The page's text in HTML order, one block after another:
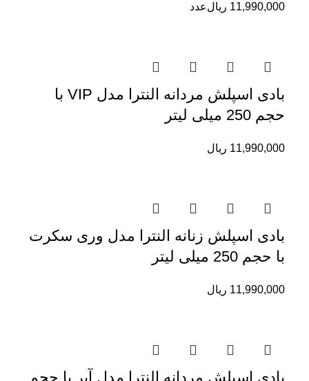
11,990,000 ریالعدد
بادی اسپلش مردانه النترا مدل VIP با
حجم 250 میلی لیتر
11,990,000 ریال
بادی اسپلش زنانه النترا مدل وری سکرت
با حجم 250 میلی لیتر
11,990,000 ریال
بادی اسپلش مردانه النترا مدل آپر با حجم